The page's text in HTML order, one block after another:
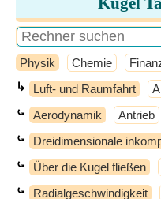
Physik Chemie
↳ Luft- und Raumfahrt
⤿ Aerodynamik Antrieb
⤿ Dreidimensionale
⤿ Über die Kugel fließen
⤿ Radialgeschwindigkeit